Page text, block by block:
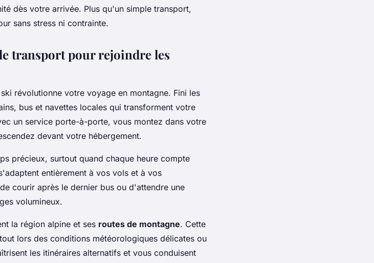
dès votre arrivée. Plus qu'un simple transport,
sans stress ni contrainte.
transport pour rejoindre les
révolutionne votre voyage en montagne. Fini les
bus et navettes locales qui transforment votre
un service porte-à-porte, vous montez dans votre
devant votre hébergement.
précieux, surtout quand chaque heure compte
entièrement à vos vols et à vos
courir après le dernier bus ou d'attendre une
volumineux.
la région alpine et ses routes de montagne. Cette
lors des conditions météorologiques délicates ou
les itinéraires alternatifs et vous conduisent